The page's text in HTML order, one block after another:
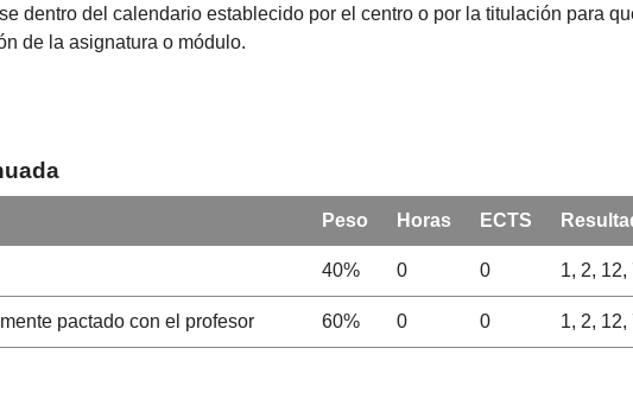
dentro del calendario establecido por el centro o por la titulación para
de la asignatura o módulo.
Peso Horas ECTS
40% 0 0 1, 2, 12,
pactado con el profesor 60% 0 0 1, 2, 12,